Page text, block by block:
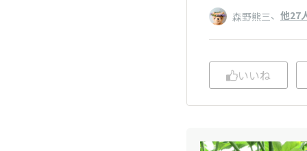
森野熊三、 他27
いいね